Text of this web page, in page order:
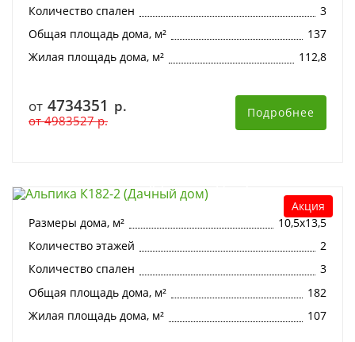
Количество спален
3
Общая площадь дома, м²
137
Жилая площадь дома, м²
112,8
от 4734351 р.
от4983527р.
Подробнее
Акция
Размеры дома, м²
10,5х13,5
Количество этажей
2
Количество спален
3
Общая площадь дома, м²
182
Жилая площадь дома, м²
107